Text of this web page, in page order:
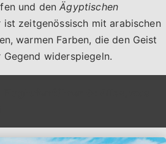
und denÄgyptischen
ist zeitgenössisch mit arabischen
warmen Farben, die den Geist
widerspiegeln.